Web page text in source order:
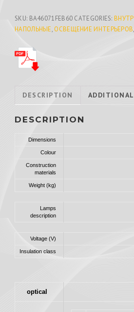
SKU: BA46071FEB60 CATEGORIES:
НАПОЛЬНЫЕ, ОСВЕЩЕНИЕ ИНТЕРЬЕРОВ,
DESCRIPTION
DESCRIPTION
Dimensions
Colour
Construction
materials
Weight (kg)
Lamps
description
Voltage (V)
Insulation class
optical